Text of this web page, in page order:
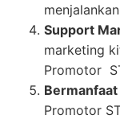
Support
marketing
Promotor
Promotor